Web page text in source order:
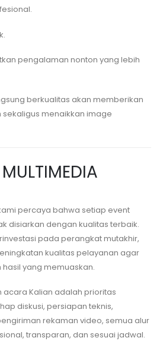
pengalaman nonton yang lebih
berkualitas akan memberikan
menaikkan image
percaya bahwa setiap event
disiarkan dengan kualitas terbaik.
pada perangkat mutakhir,
kualitas pelayanan agar
yang memuaskan.
acara Kalian adalah prioritas
diskusi, persiapan teknis,
rekaman video, semua alur
transparan, dan sesuai jadwal.